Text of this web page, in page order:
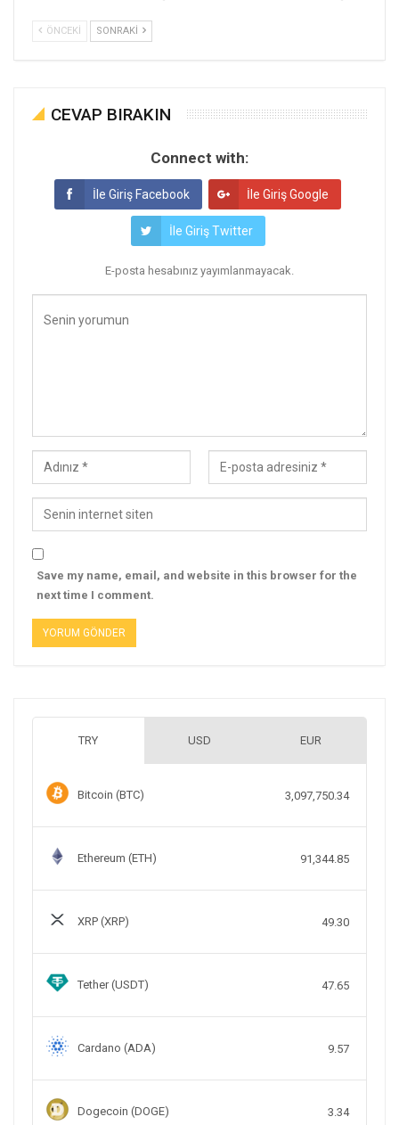
ÖNCEKI SONRAKI
CEVAP BIRAKIN
Connect with:
İle Giriş Facebook İle Giriş Google
İle Giriş Twitter
E-posta hesabınız yayımlanmayacak.
Save my name, email, and website in this browser for the
next time I comment.
TRY USD EUR
Bitcoin (BTC) 3,097,750.34
Ethereum (ETH) 91,344.85
XRP (XRP) 49.30
Tether (USDT) 47.65
Cardano (ADA) 9.57
Dogecoin (DOGE) 3.34